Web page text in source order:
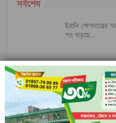
সর্বশেষ
ইরানি
পর বাড়ছে…
ইসলামী ব্যাংকের
নীল ঢেউয়ের